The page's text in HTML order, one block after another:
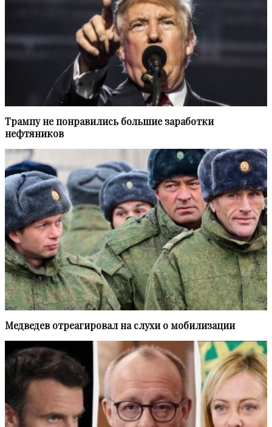
Трампу не понравились большие заработки
нефтяников
Медведев отреагировал на слухи о мобилизации